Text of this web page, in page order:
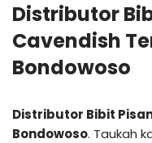
Distributor
Cavendish
Bondowoso
Distributor Bibit
Bondowoso. Taukah